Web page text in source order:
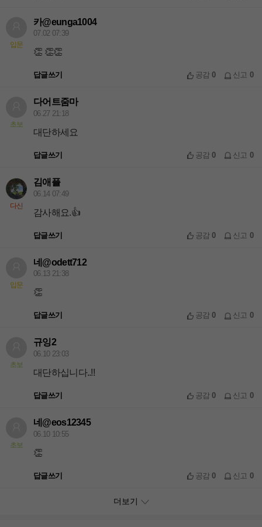
입문
카@eunga1004
07.02 07:39
👏 👏👏
답글쓰기 공감0 신고 0
초보
다어트줌마
06.27 21:18
대단하세요
답글쓰기 공감0 신고 0
다신
김애플
06.14 07:49
감사해요.👍
답글쓰기 공감0 신고 0
입문
네@odett712
06.13 21:38
👏
답글쓰기 공감0 신고 0
초보
규잉2
06.10 23:03
대단하십니다..!!
답글쓰기 공감0 신고 0
초보
네@eos12345
06.10 10:55
👏
답글쓰기 공감0 신고 0
더보기